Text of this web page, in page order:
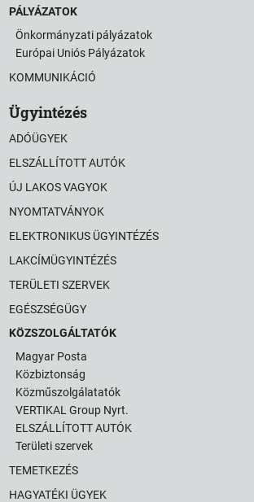
PÁLYÁZATOK
Önkormányzati pályázatok
Európai Uniós Pályázatok
KOMMUNIKÁCIÓ
Ügyintézés
ADÓÜGYEK
ELSZÁLLÍTOTT AUTÓK
ÚJ LAKOS VAGYOK
NYOMTATVÁNYOK
ELEKTRONIKUS ÜGYINTÉZÉS
LAKCÍMÜGYINTÉZÉS
TERÜLETI SZERVEK
EGÉSZSÉGÜGY
KÖZSZOLGÁLTATÓK
Magyar Posta
Közbiztonság
Közműszolgálatatók
VERTIKAL Group Nyrt.
ELSZÁLLÍTOTT AUTÓK
Területi szervek
TEMETKEZÉS
HAGYATÉKI ÜGYEK